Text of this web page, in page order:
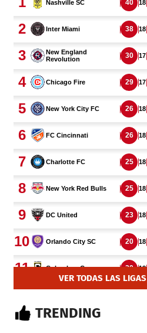
VER TODAS LAS LIGAS
TRENDING